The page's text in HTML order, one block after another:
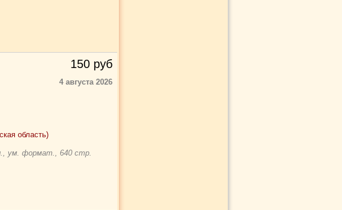
150 руб
4 августа 2026
область)
ум. формат., 640 стр.